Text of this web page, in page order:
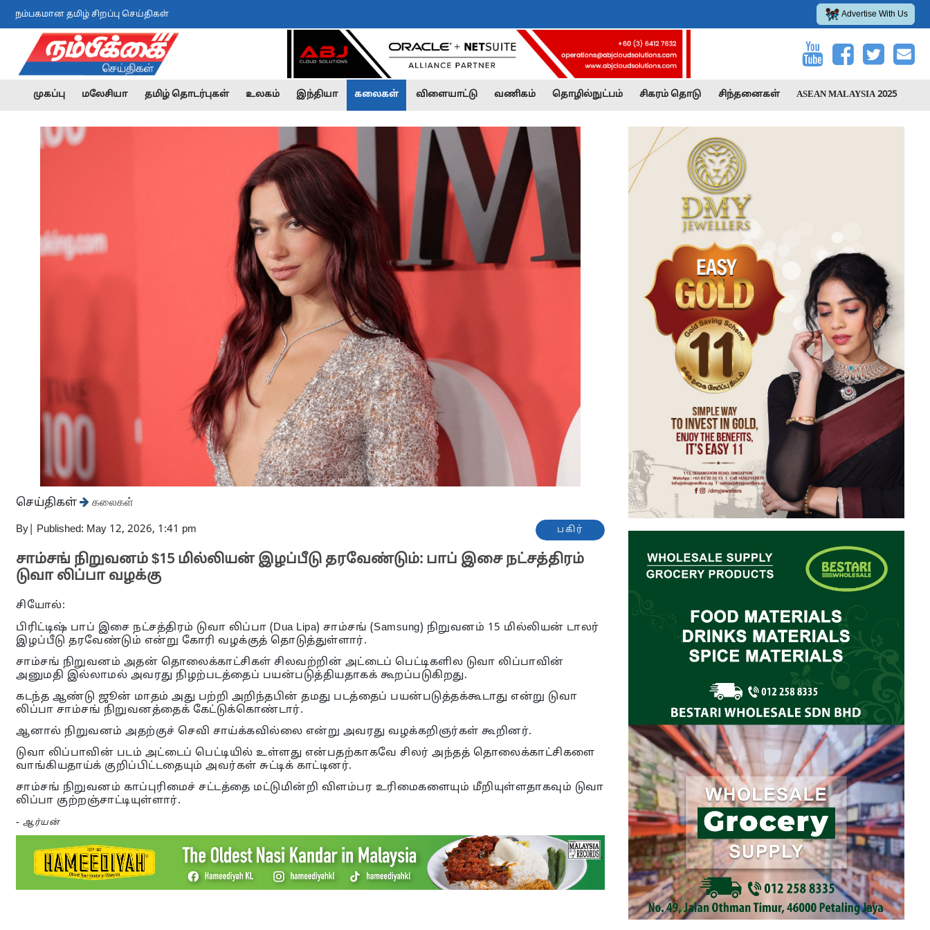
நம்பகமான தமிழ் சிறப்பு செய்திகள் Advertise With Us
முகப்பு மலேசியா தமிழ் தொடர்புகள் உலகம் இந்தியா கலைகள் விளையாட்டு வணிகம் தொழில்நுட்பம் சிகரம் தொடு சிந்தனைகள் ASEAN MALAYSIA 2025
செய்திகள் கலைகள்
By Published: May 12, 2026, 1:41 pm பகிர்
சாம்சங் நிறுவனம் $15 மில்லியன் இழப்பீடு தரவேண்டும்: பாப் இசை நட்சத்திரம்
டுவா லிப்பா வழக்கு
சியோல்:
பிரிட்டிஷ் பாப் இசை நட்சத்திரம் டுவா லிப்பா (Dua Lipa) சாம்சங் (Samsung) நிறுவனம் 15 மில்லியன் டாலர்
இழப்பீடு தரவேண்டும் என்று கோரி வழக்குத் தொடுத்துள்ளார்.
சாம்சங் நிறுவனம் அதன் தொலைக்காட்சிகள் சிலவற்றின் அட்டைப் பெட்டிகளில டுவா லிப்பாவின்
அனுமதி இல்லாமல் அவரது நிழற்படத்தைப் பயன்படுத்தியதாகக் கூறப்படுகிறது.
கடந்த ஆண்டு ஜூன் மாதம் அது பற்றி அறிந்தபின் தமது படத்தைப் பயன்படுத்தக்கூடாது என்று டுவா
லிப்பா சாம்சங் நிறுவனத்தைக் கேட்டுக்கொண்டார்.
ஆனால் நிறுவனம் அதற்குச் செவி சாய்க்கவில்லை என்று அவரது வழக்கறிஞர்கள் கூறினர்.
டுவா லிப்பாவின் படம் அட்டைப் பெட்டியில் உள்ளது என்பதற்காகவே சிலர் அந்தத் தொலைக்காட்சிகளை
வாங்கியதாய்க் குறிப்பிட்டதையும் அவர்கள் சுட்டிக் காட்டினர்.
சாம்சங் நிறுவனம் காப்புரிமைச் சட்டத்தை மட்டுமின்றி விளம்பர உரிமைகளையும் மீறியுள்ளதாகவும் டுவா
லிப்பா குற்றஞ்சாட்டியுள்ளார்.
- ஆர்யன்